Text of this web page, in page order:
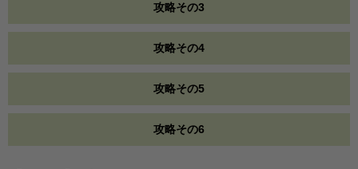
攻略その3
攻略その4
攻略その5
攻略その6